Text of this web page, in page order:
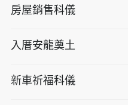
房屋銷售科儀
入厝安龍奠土
新車祈福科儀